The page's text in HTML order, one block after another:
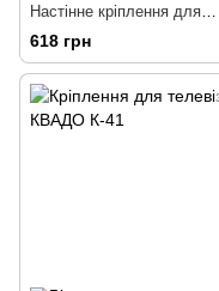
Настінне кріплення для
телевізора 23 - 43 дюймів
618 грн